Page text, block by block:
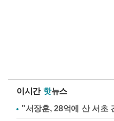
이시간 핫뉴스
"서장훈, 28억에 산 서초